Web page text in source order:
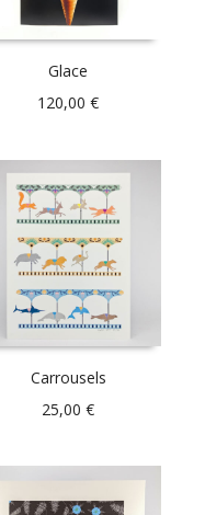
Glace
120,00€
Carrousels
25,00€